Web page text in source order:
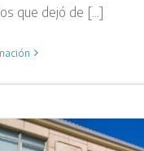
que dejó de [...]